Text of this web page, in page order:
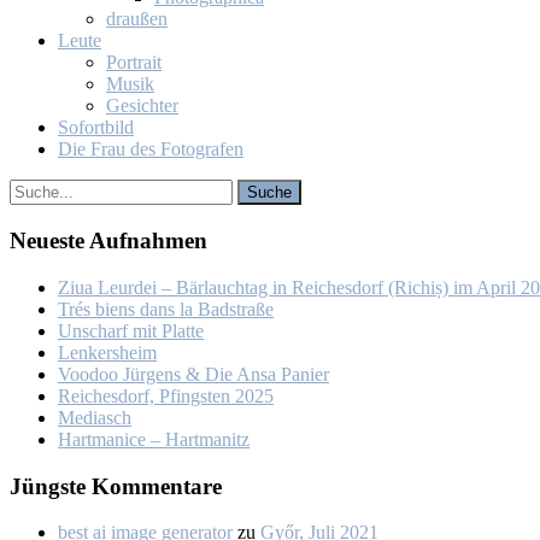
drau­ßen
Leu­te
Por­trait
Mu­sik
Ge­sich­ter
So­fort­bild
Die Frau des Fo­to­gra­fen
Neu­es­te Auf­nah­men
Ziua Leur­dei – Bär­lauch­tag in Rei­ches­dorf (Ri­chiș) im April
Trés biens dans la Bad­stra­ße
Un­scharf mit Plat­te
Len­kers­heim
Voo­doo Jür­gens & Die An­sa Pa­nier
Rei­ches­dorf, Pfings­ten 2025
Me­dia­sch
Hart­ma­nice – Hart­ma­nitz
Jüngs­te Kom­men­ta­re
best ai image generator zu Győr, Ju­li 2021